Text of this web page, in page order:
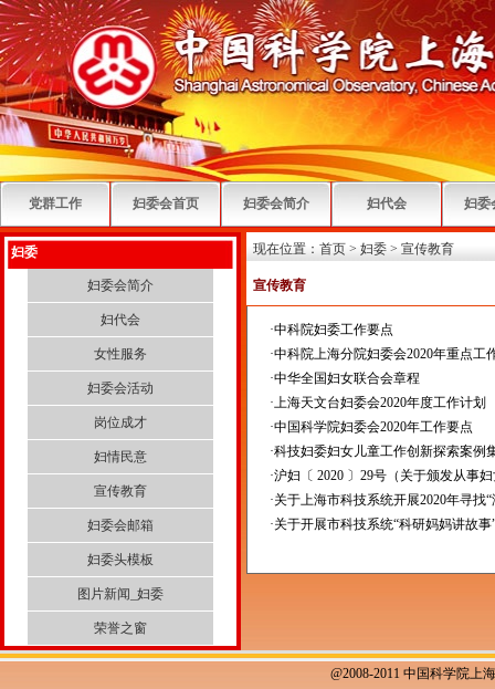
党群工作 妇委会首页 妇委会简介 妇代会 妇委
妇委
妇委会简介
妇代会
女性服务
妇委会活动
岗位成才
妇情民意
宣传教育
妇委会邮箱
妇委头模板
图片新闻_妇委
荣誉之窗
现在位置： 首页 > 妇委 > 宣传教育
宣传教育
·中科院妇委工作要点
·中科院上海分院妇委会2020年重点工
·中华全国妇女联合会章程
·上海天文台妇委会2020年度工作计划
·中国科学院妇委会2020年工作要点
·科技妇委妇女儿童工作创新探索案例
·沪妇〔 2020 〕29号（关于颁发从事
·关于上海市科技系统开展2020年寻找
·关于开展市科技系统“科研妈妈讲故
@2008-2011 中国科学院上